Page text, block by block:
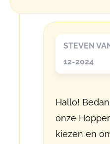
STEVEN
12-2024
Hallo!
onze
kiezen en